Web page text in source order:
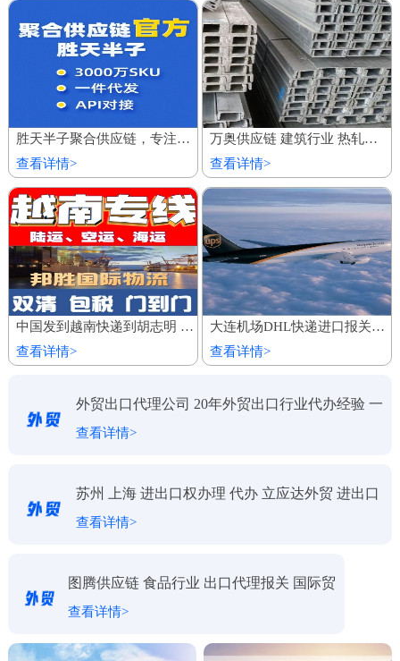
胜天半子聚合供应链，专注服务私域商城 百万厂价商品
查看详情>
万奥供应链 建筑行业 热轧镀锌槽钢 欢迎到厂参观
查看详情>
中国发到越南快递到胡志明 家具建材陆运船运出口 整柜专线运输
查看详情>
大连机场DHL快递进口报关代理公司
查看详情>
外贸出口代理公司 20年外贸出口行业代办经验 一
对一服务
查看详情>
苏州 上海 进出口权办理 代办 立应达外贸 进出口
代理
查看详情>
图腾供应链 食品行业 出口代理报关 国际贸
易
查看详情>